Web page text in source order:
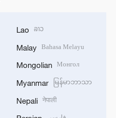
Lao ລາວ
Malay Bahasa Melayu
Mongolian Монгол
Myanmar မြန်မာဘာသာ
Nepali नेपाली